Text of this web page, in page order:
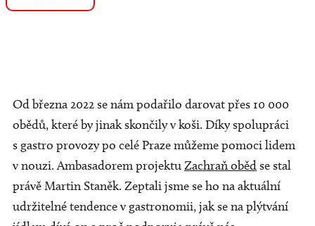
Od března 2022 se nám podařilo darovat přes 10 000
obědů, které by jinak skončily v koši. Díky spolupráci
s gastro provozy po celé Praze můžeme pomoci lidem
v nouzi. Ambasadorem projektuZachraň obědse stal
právě Martin Staněk. Zeptali jsme se ho na aktuální
udržitelné tendence v gastronomii, jak se na plýtvání